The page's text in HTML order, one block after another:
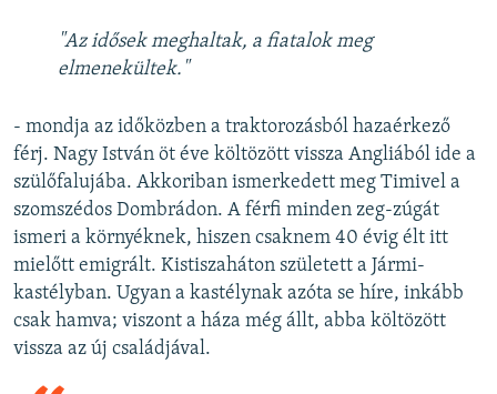
"Az idősek meghaltak, a fiatalok meg
elmenekültek."
- mondja az időközben a traktorozásból hazaérkező
férj. Nagy István öt éve költözött vissza Angliából ide a
szülőfalujába. Akkoriban ismerkedett meg Timivel a
szomszédos Dombrádon. A férfi minden zeg-zúgát
ismeri a környéknek, hiszen csaknem 40 évig élt itt
mielőtt emigrált. Kistiszaháton született a Jármi-
kastélyban. Ugyan a kastélynak azóta se híre, inkább
csak hamva; viszont a háza még állt, abba költözött
vissza az új családjával.